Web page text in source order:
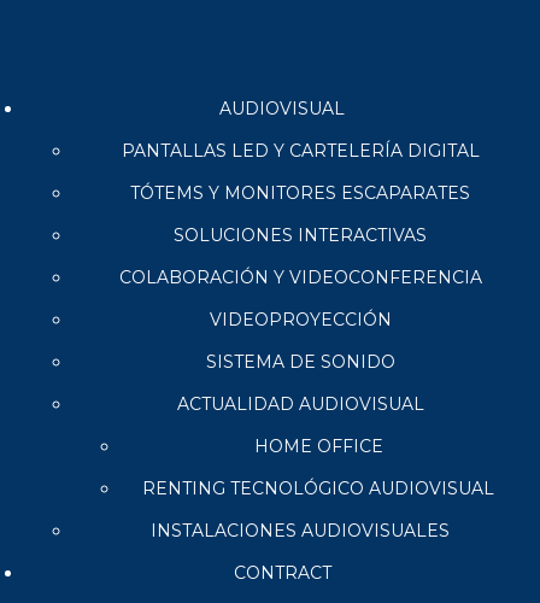
AUDIOVISUAL
PANTALLAS LED Y CARTELERÍA DIGITAL
TÓTEMS Y MONITORES ESCAPARATES
SOLUCIONES INTERACTIVAS
COLABORACIÓN Y VIDEOCONFERENCIA
VIDEOPROYECCIÓN
SISTEMA DE SONIDO
ACTUALIDAD AUDIOVISUAL
HOME OFFICE
RENTING TECNOLÓGICO AUDIOVISUAL
INSTALACIONES AUDIOVISUALES
CONTRACT